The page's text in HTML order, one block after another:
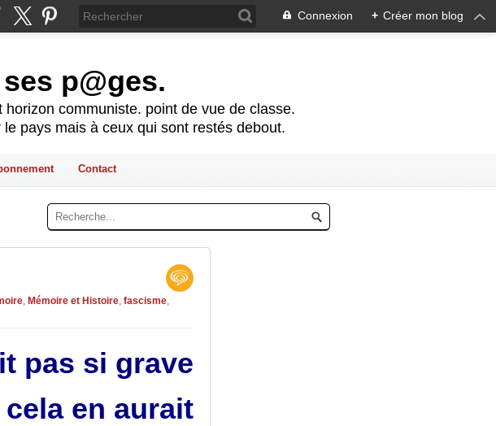
Connexion + Créer mon blog
p@ges.
communiste. point de vue de classe.
pays mais à ceux qui sont restés debout.
Contact
Mémoire et Histoire fascisme
pas si grave
cela en aurait